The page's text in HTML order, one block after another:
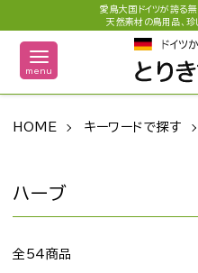
愛鳥大国ドイツが誇る無
天然素材の鳥用品、
menu
HOME キーワードで探す
ハーブ
全54商品